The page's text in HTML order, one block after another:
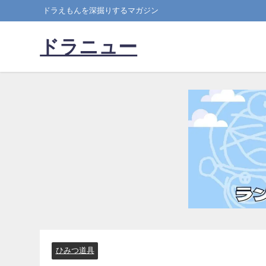
ドラえもんを深掘りするマガジン
ドラニュー
ひみつ道具